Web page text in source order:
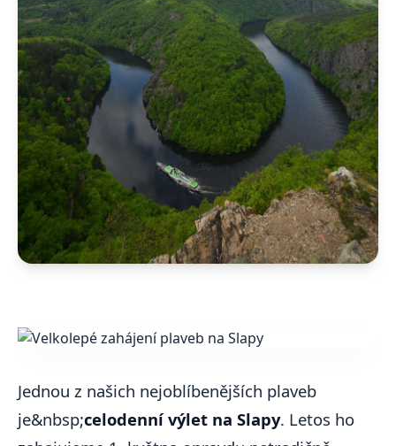
Jednou z našich nejoblíbenějších plaveb
je&nbsp;celodenní výlet na Slapy. Letos ho